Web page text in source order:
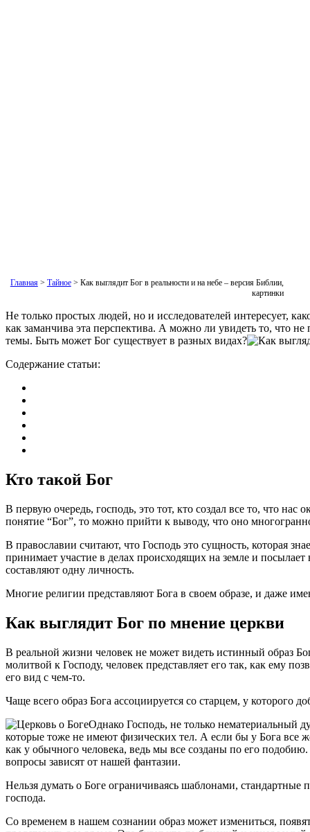
Главная> Тайное> Как выглядит Бог в реальности и на небе – версия Библии,
картинки
Не только простых людей, но и исследователей интересует,
как заманчива эта перспектива. А можно ли увидеть то, что
темы. Быть может Бог существует в разных видах?
Содержание статьи:
Кто такой Бог
В первую очередь, господь, это тот, кто создал все то, что
понятие “Бог”, то можно прийти к выводу, что оно
В православии считают, что Господь это сущность, которая
принимает участие в делах происходящих на земле и
составляют одну личность.
Многие религии представляют Бога в своем образе, и даже
Как выглядит Бог по мнение церкви
В реальной жизни человек не может видеть истинный образ
молитвой к Господу, человек представляет его так, как ему
его вид с чем-то.
Чаще всего образ Бога ассоциируется со старцем, у которого
Однако Господь, не только нематериальный
которые тоже не имеют физических тел. А если бы у Бога все
как у обычного человека, ведь мы все созданы по его
вопросы зависят от нашей фантазии.
Нельзя думать о Боге ограничиваясь шаблонами,
господа.
Со временем в нашем сознании образ может измениться,